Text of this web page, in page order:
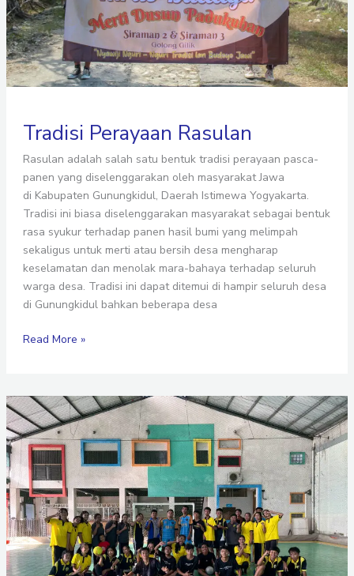
Tradisi Perayaan Rasulan
Rasulan adalah salah satu bentuk tradisi perayaan pasca-
panen yang diselenggarakan oleh masyarakat Jawa
di Kabupaten Gunungkidul, Daerah Istimewa Yogyakarta.
Tradisi ini biasa diselenggarakan masyarakat sebagai bentuk
rasa syukur terhadap panen hasil bumi yang melimpah
sekaligus untuk merti atau bersih desa mengharap
keselamatan dan menolak mara-bahaya terhadap seluruh
warga desa. Tradisi ini dapat ditemui di hampir seluruh desa
di Gunungkidul bahkan beberapa desa
Read More »
Projek
Penguatan
Profil
Pelajar
Pancasila